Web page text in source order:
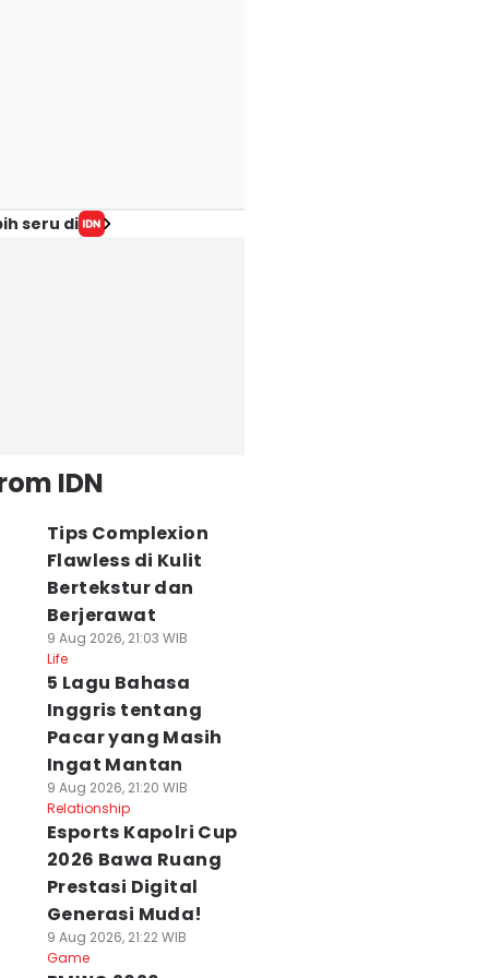
seru di
IDN
Tips Complexion
Flawless di Kulit
Bertekstur dan
Berjerawat
9 Aug 2026, 21:03 WIB
Life
5 Lagu Bahasa
Inggris tentang
Pacar yang Masih
Ingat Mantan
9 Aug 2026, 21:20 WIB
Relationship
Esports Kapolri Cup
2026 Bawa Ruang
Prestasi Digital
Generasi Muda!
9 Aug 2026, 21:22 WIB
Game